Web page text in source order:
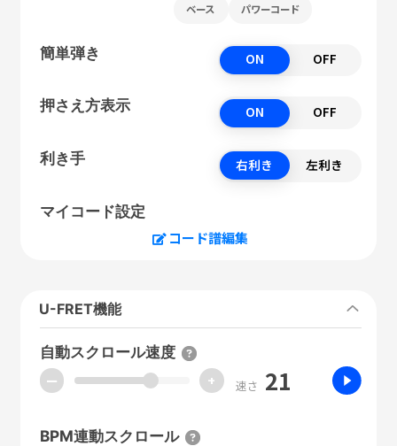
ベース パワーコード
簡単弾き ON OFF
押さえ方表示 ON OFF
利き手 右利き 左利き
マイコード設定
コード譜編集
U-FRET機能
自動スクロール速度
ー + 速さ 21
BPM連動スクロール